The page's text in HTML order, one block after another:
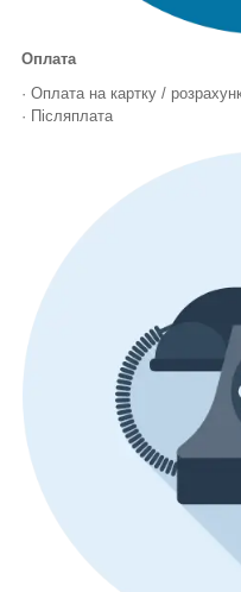
Оплата
· Оплата на картку /
· Післяплата